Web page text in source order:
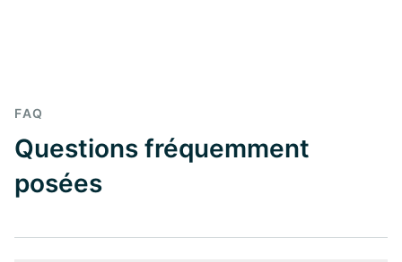
FAQ
Questions fréquemment
posées